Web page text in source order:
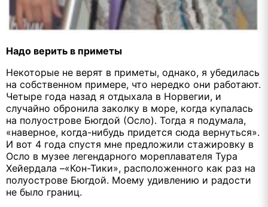
Надо верить в приметы
Некоторые не верят в приметы, однако, я убедилась
на собственном примере, что нередко они работают.
Четыре года назад я отдыхала в Норвегии, и
случайно обронила заколку в море, когда купалась
на полуострове Бюгдой (Осло). Тогда я подумала,
«наверное, когда-нибудь придется сюда вернуться».
И вот 4 года спустя мне предложили стажировку в
Осло в музее легендарного мореплавателя Тура
Хейердала –«Кон-Тики», расположенного как раз на
полуострове Бюгдой. Моему удивлению и радости
не было границ.